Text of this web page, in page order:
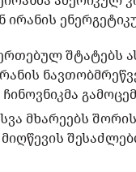
შტატებს
მხარეებს